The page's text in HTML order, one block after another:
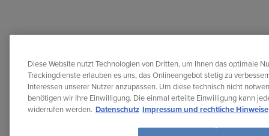
Diese Website nutzt Technologien von Dritten, um Ihnen das optimale
Trackingdienste erlauben es uns, das Onlineangebot stetig zu
Interessen unserer Nutzer anzupassen. Um diese technisch nicht
benötigen wir Ihre Einwilligung. Die einmal erteilte Einwilligung kann
widerrufen werden. Datenschutz Impressum und rechtliche Hinweise